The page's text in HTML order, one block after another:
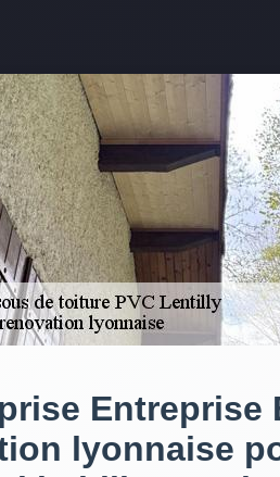
Entreprise
lyonnaise